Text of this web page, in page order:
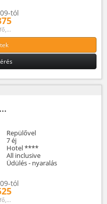
tól
Repülővel
7 éj
Hotel ****
All inclusive
Üdülés - nyaralás
tól